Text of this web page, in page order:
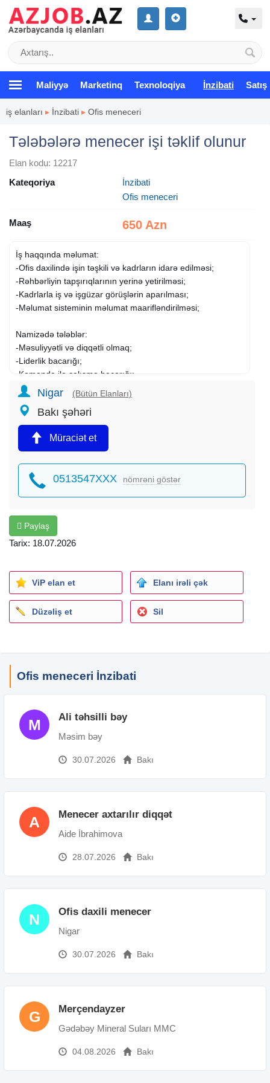
Maliyyə Marketinq Texnoloqiya İnzibati Satış
iş elanları ▸ İnzibati ▸ Ofis meneceri
Tələbələrə menecer işi təklif olunur
Elan kodu: 12217
Kateqoriya
İnzibati
Ofis meneceri
Maaş 650 Azn
İş haqqında məlumat:
-Ofis daxilində işin təşkili və kadrların idarə edilməsi;
-Rəhbərliyin tapşırıqlarının yerinə yetirilməsi;
-Kadrlarla iş və işgüzar görüşlərin aparılması;
-Məlumat sisteminin məlumat maarifləndirilməsi;
Namizədə tələblər:
-Məsuliyyətli və diqqətli olmaq;
-Liderlik bacarığı;
-Komanda ilə çalışma bacarığı;
-Səmimi, pozitiv, ünsiyyətcil olmalı;
İş qrafiki: I-V günlər (10:00-17:00)
Maraqlananlar CV-lərini G-mail adresinə göndərə və ya
qeyd olunan nömrə ilə əlaqə saxlaya bilərsiniz.
Nigar (Bütün Elanları)
Bakı şəhəri
Müraciət et
0513547XXX nömrəni göstər
Paylaş
Tarix: 18.07.2026
ViP elan et Elanı irəli çək
Düzəliş et Sil
Ofis meneceri İnzibati
M Ali təhsilli bəy
Məsim bəy
30.07.2026 Bakı
A Menecer axtarılır diqqət
Aide İbrahimova
28.07.2026 Bakı
N Ofis daxili menecer
Nigar
30.07.2026 Bakı
G Merçendayzer
Gədəbəy Mineral Suları MMC
04.08.2026 Bakı